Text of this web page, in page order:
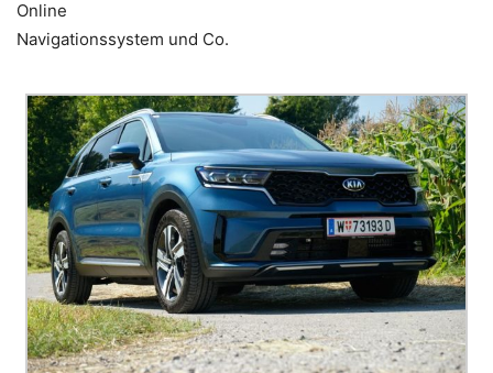
Online
Navigationssystem und Co.